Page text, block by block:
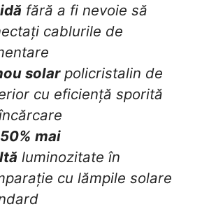
fără a fi nevoie să
cablurile de
solarpolicristalin de
cu eficiență sporită
mai
luminozitate în
cu lămpile solare